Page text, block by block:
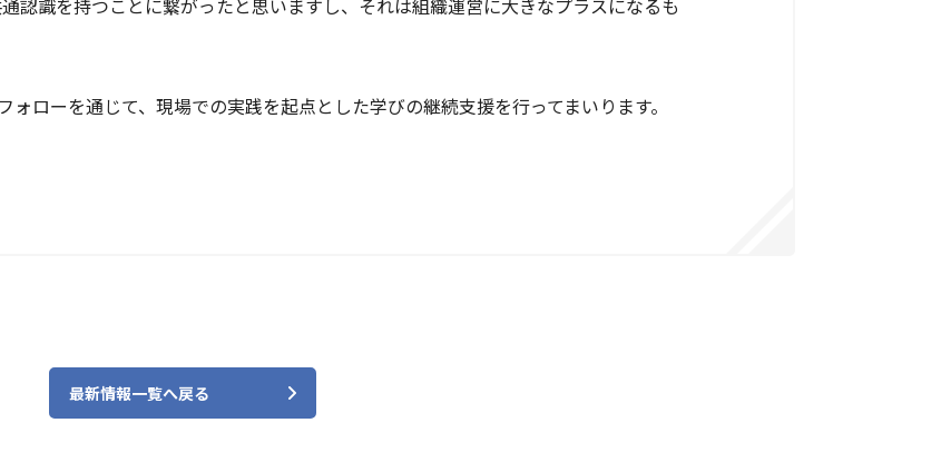
認識を持つことに繋がったと思いますし、それは組織運営に大きなプラスになるも
ローを通じて、現場での実践を起点とした学びの継続支援を行ってまいります。
最新情報一覧へ戻る